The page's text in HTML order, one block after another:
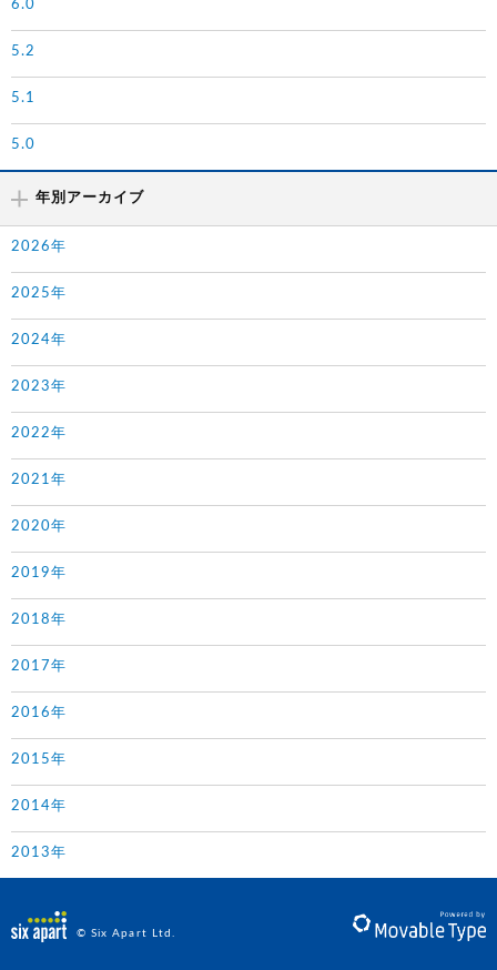
6.0
5.2
5.1
5.0
年別アーカイブ
2026年
2025年
2024年
2023年
2022年
2021年
2020年
2019年
2018年
2017年
2016年
2015年
2014年
2013年
© Six Apart Ltd.